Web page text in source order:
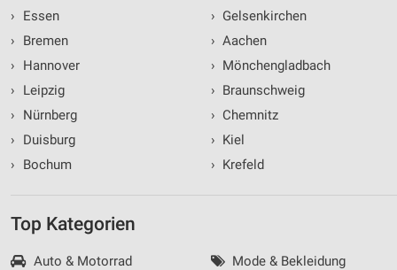
›
Essen
›
Bremen
›
Hannover
›
Leipzig
›
Nürnberg
›
Duisburg
›
Bochum
› Gelsenkirchen
› Aachen
› Mönchengladbach
› Braunschweig
› Chemnitz
› Kiel
› Krefeld
Top Kategorien
Auto & Motorrad
Mode & Bekleidung